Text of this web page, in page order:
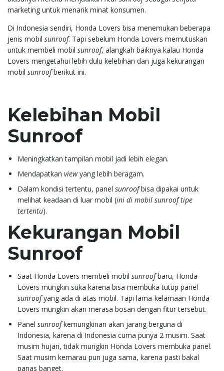
marketing untuk menarik minat konsumen.
Di Indonesia sendiri, Honda Lovers bisa menemukan beberapa
jenis mobil sunroof. Tapi sebelum Honda Lovers memutuskan
untuk membeli mobil sunroof, alangkah baiknya kalau Honda
Lovers mengetahui lebih dulu kelebihan dan juga kekurangan
mobil sunroofberikut ini.
Kelebihan Mobil
Sunroof
Meningkatkan tampilan mobil jadi lebih elegan.
Mendapatkan viewyang lebih beragam.
Dalam kondisi tertentu, panel sunroofbisa dipakai untuk
melihat keadaan di luar mobil (ini di mobil sunroof tipe
tertentu).
Kekurangan Mobil
Sunroof
Saat Honda Lovers membeli mobil sunroofbaru, Honda
Lovers mungkin suka karena bisa membuka tutup panel
sunroofyang ada di atas mobil. Tapi lama-kelamaan Honda
Lovers mungkin akan merasa bosan dengan fitur tersebut.
Panel sunroofkemungkinan akan jarang berguna di
Indonesia, karena di Indonesia cuma punya 2 musim. Saat
musim hujan, tidak mungkin Honda Lovers membuka panel.
Saat musim kemarau pun juga sama, karena pasti bakal
panas banget.